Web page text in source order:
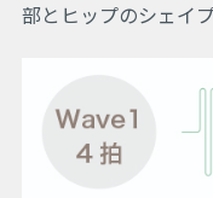
部とヒップのシェイ